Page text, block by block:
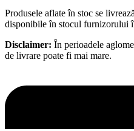
Produsele aflate în stoc se
disponibile în stocul furnizorului
Disclaimer: În perioadele
de livrare poate fi mai mare.